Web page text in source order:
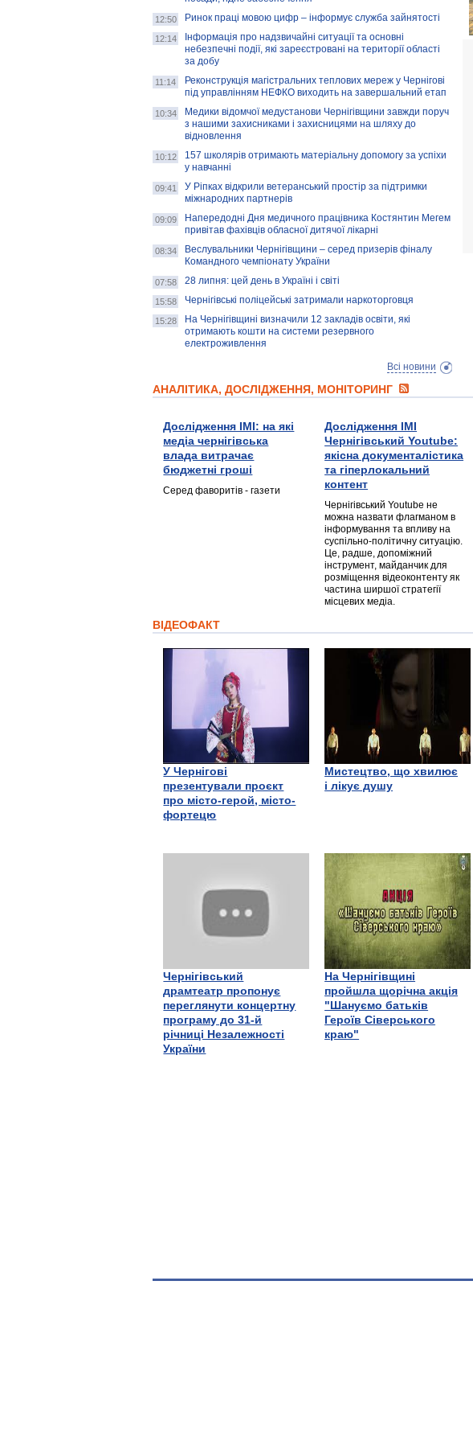
12:50 Ринок праці мовою цифр – інформує служба зайнятості
12:14
Інформація про надзвичайні ситуації та основні
небезпечні події, які зареєстровані на території області
за добу
11:14
Реконструкція магістральних теплових мереж у Чернігові
під управлінням НЕФКО виходить на завершальний етап
10:34
Медики відомчої медустанови Чернігівщини завжди поруч
з нашими захисниками і захисницями на шляху до
відновлення
10:12
157 школярів отримають матеріальну допомогу за успіхи
у навчанні
09:41
У Ріпках відкрили ветеранський простір за підтримки
міжнародних партнерів
09:09
Напередодні Дня медичного працівника Костянтин Мегем
привітав фахівців обласної дитячої лікарні
08:34
Веслувальники Чернігівщини – серед призерів фіналу
Командного чемпіонату України
07:58 28 липня: цей день в Україні і світі
15:58 Чернігівські поліцейські затримали наркоторговця
15:28
На Чернігівщині визначили 12 закладів освіти, які
отримають кошти на системи резервного
електроживлення
Всі новини
АНАЛІТИКА, ДОСЛІДЖЕННЯ, МОНІТОРИНГ
Дослідження ІМІ: на які
медіа чернігівська
влада витрачає
бюджетні гроші
Серед фаворитів - газети
Дослідження ІМІ
Чернігівський Youtube:
якісна документалістика
та гіперлокальний
контент
Чернігівський Youtube не
можна назвати флагманом в
інформування та впливу на
суспільно-політичну ситуацію.
Це, радше, допоміжний
інструмент, майданчик для
розміщення відеоконтенту як
частина ширшої стратегії
місцевих медіа.
ВІДЕОФАКТ
У Чернігові
презентували проєкт
про місто-герой, місто-
фортецю
Мистецтво, що хвилює
і лікує душу
Чернігівський
драмтеатр пропонує
переглянути концертну
програму до 31-й
річниці Незалежності
України
На Чернігівщині
пройшла щорічна акція
"Шануємо батьків
Героїв Сіверського
краю"